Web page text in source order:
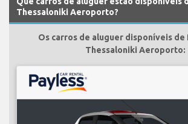
Thessaloniki Aeroporto?
Os carros de aluguer disponíveis de
Thessaloniki Aeroporto: